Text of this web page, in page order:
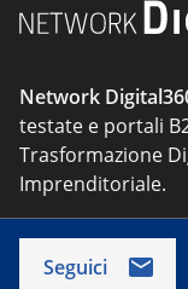
Network
testate e portali
Trasformazione
Imprenditoriale.
Seguici